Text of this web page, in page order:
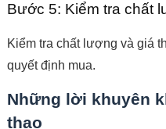
Bước 5: Kiểm tra chất
Kiểm tra chất lượng và giá
quyết định mua.
Những lời khuyên
thao